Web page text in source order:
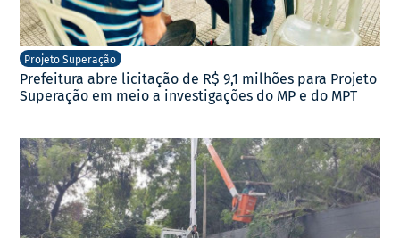
Projeto Superação
Prefeitura abre licitação de R$ 9,1 milhões para Projeto
Superação em meio a investigações do MP e do MPT